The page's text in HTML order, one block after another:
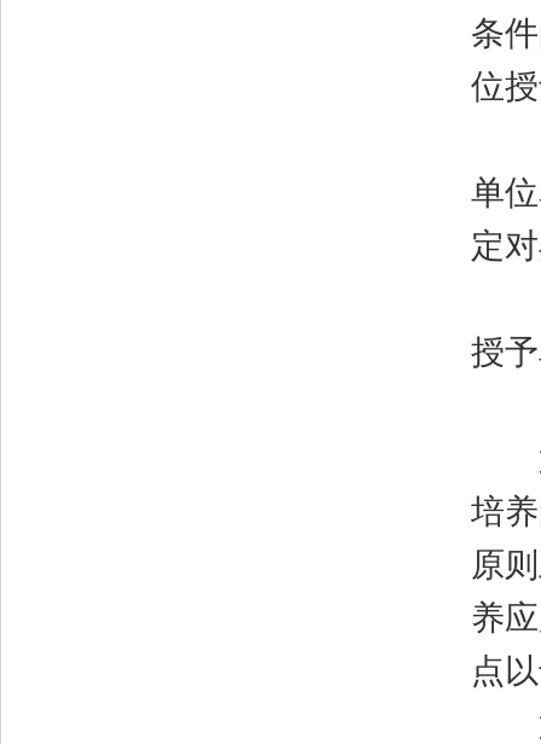
条
位
单
定
授
第
培
原
养
点
第